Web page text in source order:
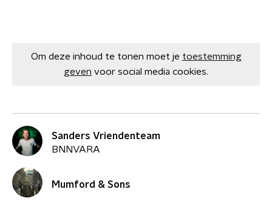
Om deze inhoud te tonen moet je toestemming
geven voor social media cookies.
Sanders Vriendenteam
BNNVARA
Mumford & Sons